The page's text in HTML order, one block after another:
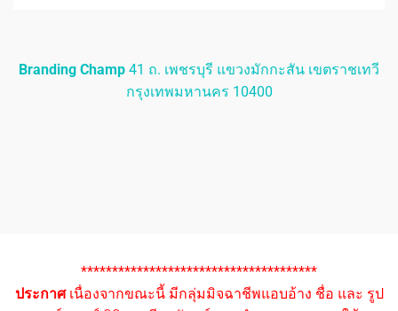
Branding Champ 41 ถ. เพชรบุรี แขวงมักกะสัน เขตราชเทวี
กรุงเทพมหานคร 10400
**************************************
ประกาศเนื่องจากขณะนี้ มีกลุ่มมิจฉาชีพแอบอ้าง ชื่อ และ รูป